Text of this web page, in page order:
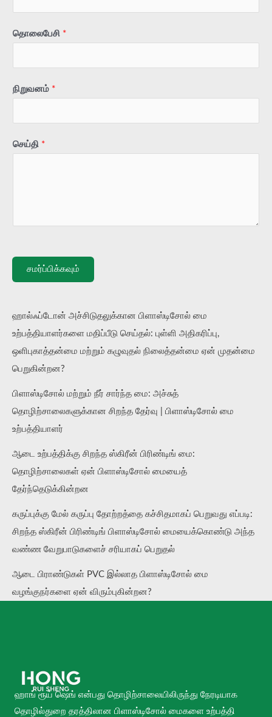
தொலைபேசி *
நிறுவனம் *
செய்தி *
சமர்ப்பிக்கவும்
ஹால்ஃப்டோன் அச்சிடுதலுக்கான பிளாஸ்டிசோல் மை
உற்பத்தியாளர்களை மதிப்பீடு செய்தல்: புள்ளி அதிகரிப்பு,
ஒளிபுகாத்தன்மை மற்றும் கழுவுதல் நிலைத்தன்மை ஏன் முதன்மை
பெறுகின்றன?
பிளாஸ்டிசோல் மற்றும் நீர் சார்ந்த மை: அச்சுத்
தொழிற்சாலைகளுக்கான சிறந்த தேர்வு | பிளாஸ்டிசோல் மை
உற்பத்தியாளர்
ஆடை உற்பத்திக்கு சிறந்த ஸ்கிரீன் பிரிண்டிங் மை:
தொழிற்சாலைகள் ஏன் பிளாஸ்டிசோல் மையைத்
தேர்ந்தெடுக்கின்றன
கருப்புக்கு மேல் கருப்பு தோற்றத்தை கச்சிதமாகப் பெறுவது எப்படி:
சிறந்த ஸ்கிரீன் பிரிண்டிங் பிளாஸ்டிசோல் மையைக்கொண்டு அந்த
வண்ண வேறுபாடுகளைச் சரியாகப் பெறுதல்
ஆடை பிராண்டுகள் PVC இல்லாத பிளாஸ்டிசோல் மை
வழங்குநர்களை ஏன் விரும்புகின்றன?
ஹாங் ரூய் ஷெங் என்பது தொழிற்சாலையிலிருந்து நேரடியாக
தொழில்துறை தரத்திலான பிளாஸ்டிசோல் மைகளை உற்பத்தி